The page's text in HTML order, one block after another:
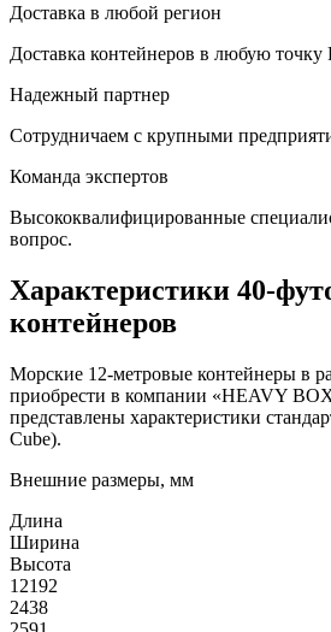
Доставка в любой регион
Доставка контейнеров в любую
Надежный партнер
Сотрудничаем с крупными
Команда экспертов
Высококвалифицированные
вопрос.
Характеристики 40-
контейнеров
Морские 12-метровые контейнеры в
приобрести в компании «HEAVY
представлены характеристики
Cube).
Внешние размеры, мм
Длина
Ширина
Высота
12192
2438